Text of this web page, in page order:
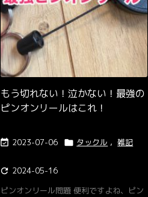
もう切れない！泣かない！最強の
ピンオンリールはこれ！
 2023-07-06  タックル , 雑記
 2024-05-16
ピンオンリール問題 便利ですよね、ピン